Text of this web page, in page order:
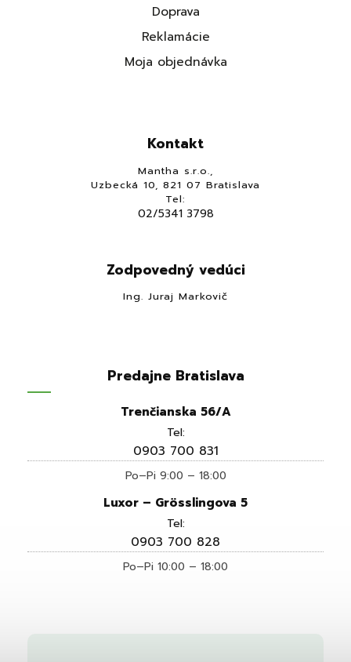
Doprava
Reklamácie
Moja objednávka
Kontakt
Mantha s.r.o.,
Uzbecká 10, 821 07 Bratislava
Tel:
02/5341 3798
Zodpovedný vedúci
Ing. Juraj Markovič
Predajne Bratislava
Trenčianska 56/A
Tel:
0903 700 831
Po–Pi 9:00 – 18:00
Luxor – Grösslingova 5
Tel:
0903 700 828
Po–Pi 10:00 – 18:00